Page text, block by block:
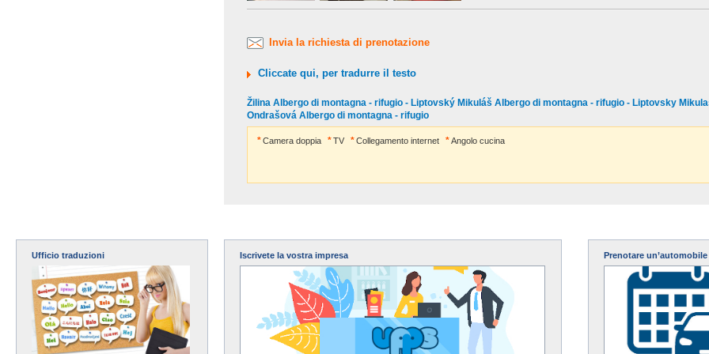
Invia la richiesta di prenotazione
Cliccate qui, per tradurre il testo
Žilina Albergo di montagna - rifugio - Liptovský Mikuláš Albergo di montagna - rifugio - Liptovsky
Ondrašová Albergo di montagna - rifugio
Camera doppia TV Collegamento internet Angolo cucina
Ufficio traduzioni Iscrivete la vostra impresa Prenotare un’automobile